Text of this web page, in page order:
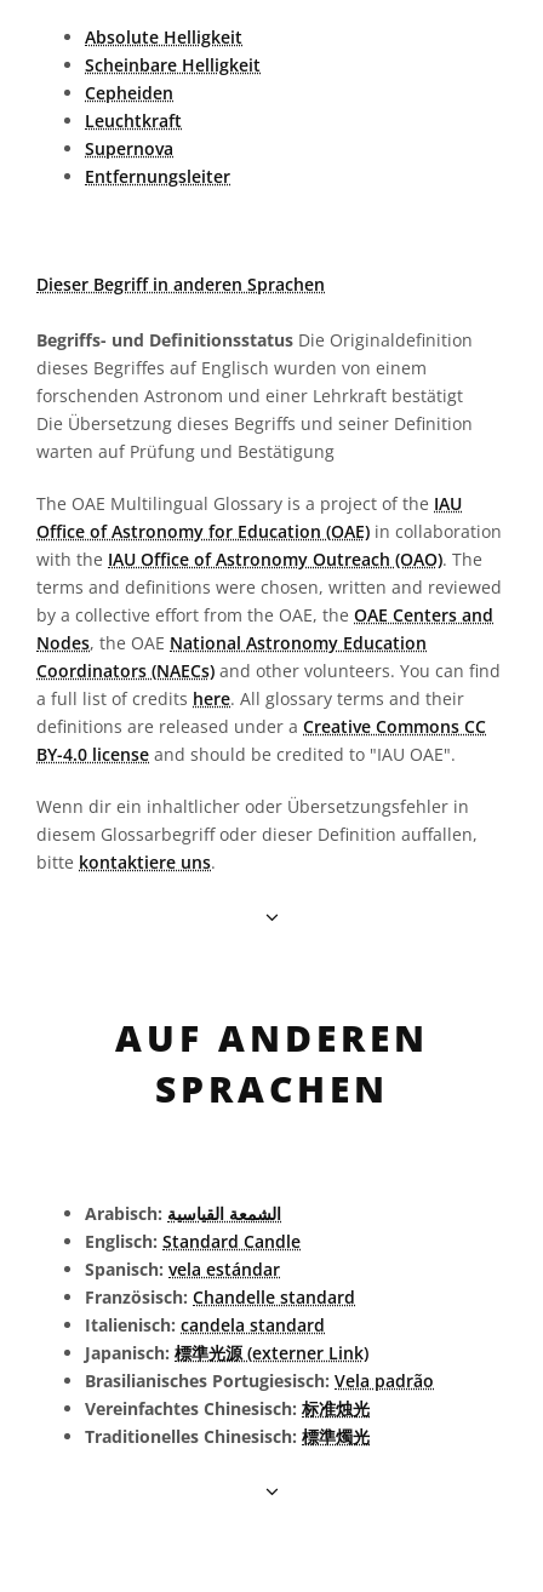
Absolute Helligkeit
Scheinbare Helligkeit
Cepheiden
Leuchtkraft
Supernova
Entfernungsleiter
Dieser Begriff in anderen Sprachen
Begriffs- und Definitionsstatus Die Originaldefinition
dieses Begriffes auf Englisch wurden von einem
forschenden Astronom und einer Lehrkraft bestätigt
Die Übersetzung dieses Begriffs und seiner Definition
warten auf Prüfung und Bestätigung
The OAE Multilingual Glossary is a project of the IAU
Office of Astronomy for Education (OAE) in collaboration
with the IAU Office of Astronomy Outreach (OAO). The
terms and definitions were chosen, written and reviewed
by a collective effort from the OAE, the OAE Centers and
Nodes, the OAE National Astronomy Education
Coordinators (NAECs) and other volunteers. You can find
a full list of credits here. All glossary terms and their
definitions are released under a Creative Commons CC
BY-4.0 license and should be credited to "IAU OAE".
Wenn dir ein inhaltlicher oder Übersetzungsfehler in
diesem Glossarbegriff oder dieser Definition auffallen,
bitte kontaktiere uns.
AUF ANDEREN
SPRACHEN
Arabisch: الشمعة القياسية
Englisch: Standard Candle
Spanisch: vela estándar
Französisch: Chandelle standard
Italienisch: candela standard
Japanisch: 標準光源 (externer Link)
Brasilianisches Portugiesisch: Vela padrão
Vereinfachtes Chinesisch: 标准烛光
Traditionelles Chinesisch: 標準燭光